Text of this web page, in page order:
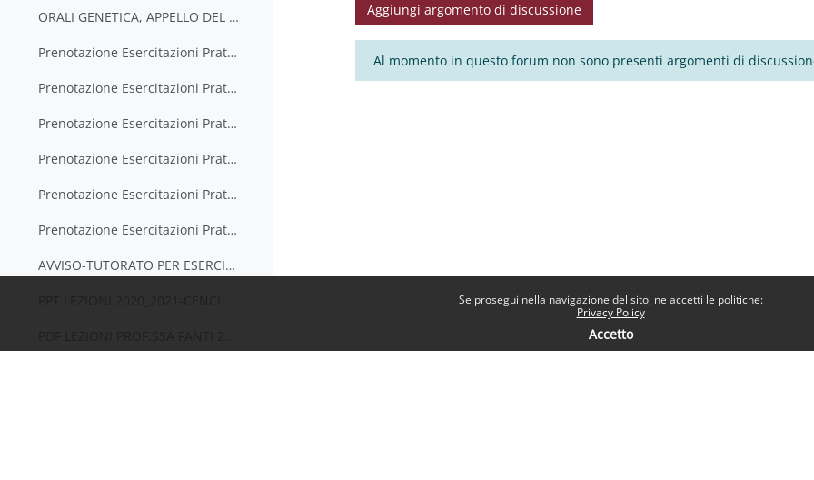
Se prosegui nella navigazione del sito, ne accetti le politiche:
Privacy Policy
Accetto
ORALI GENETICA, APPELLO DEL 6 APRILE 2021
Prenotazione Esercitazioni Pratiche Genetica: 27 maggio ore 9-10.30
Prenotazione Esercitazioni Pratiche Genetica: 27 maggio ore 11-12.30
Prenotazione Esercitazioni Pratiche Genetica: 27 maggio ore 14-15.30
Prenotazione Esercitazioni Pratiche Genetica: 27 maggio ore 16-17.30
Prenotazione Esercitazioni Pratiche Genetica: 28 maggio ore 09-10.30
Prenotazione Esercitazioni Pratiche Genetica: 28 maggio ore11-12.30
AVVISO-TUTORATO PER ESERCIZI PROPEDEUTICI ALL'ESAME (L. TULLO)
Aggiungi argomento di discussione
Al momento in questo forum non sono presenti argomenti di